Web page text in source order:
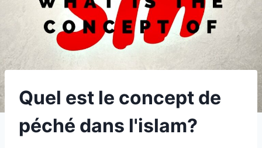
Quel est le concept de
péché dans l'islam?